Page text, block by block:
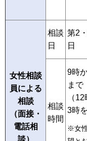
女性相談
員による
相談
（面接・
電話相
相談
日
第2
日
相談
時間
9時
まで
（
3時
※女